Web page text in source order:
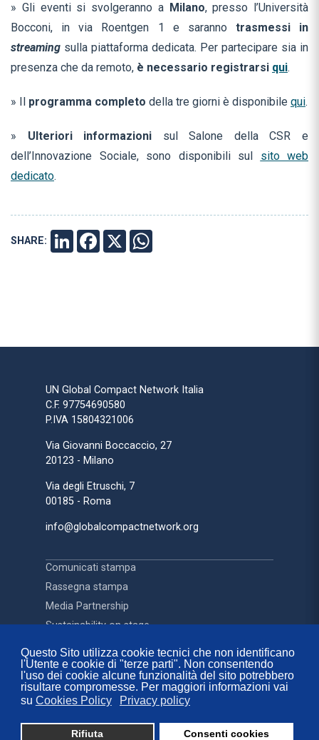
Questo Sito utilizza cookie tecnici che non identificano
l'Utente e cookie di "terze parti". Non consentendo
l'uso dei cookie alcune funzionalità del sito potrebbero
risultare compromesse. Per maggiori informazioni vai
su Cookies Policy Privacy policy
Rifiuta Consenti cookies
» Gli eventi si svolgeranno a Milano, presso l’Università
Bocconi, in via Roentgen 1 e saranno trasmessi in
streaming sulla piattaforma dedicata. Per partecipare sia in
presenza che da remoto, è necessario registrarsi qui.
» Il programma completo della tre giorni è disponibile qui.
» Ulteriori informazioni sul Salone della CSR e
dell’Innovazione Sociale, sono disponibili sul sito web
dedicato.
SHARE: LINKEDINFACEBOOK
X
UN Global Compact Network Italia
C.F. 97754690580
P.IVA 15804321006
Via Giovanni Boccaccio, 27
20123 - Milano
Via degli Etruschi, 7
00185 - Roma
info@globalcompactnetwork.org
Comunicati stampa
Rassegna stampa
Media Partnership
Sustainability on stage
Contatti
FAQ
Privacy Policy
Cookies Policy